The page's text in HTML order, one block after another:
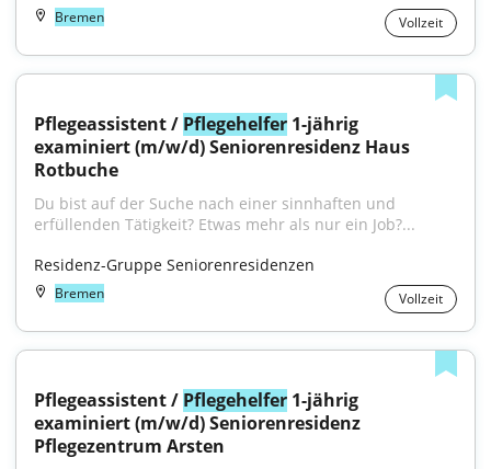
Bremen Vollzeit
Pflegeassistent / Pflegehelfer 1-jährig
examiniert (m/w/d) Seniorenresidenz Haus
Rotbuche
Du bist auf der Suche nach einer sinnhaften und
erfüllenden Tätigkeit? Etwas mehr als nur ein Job?...
Residenz-Gruppe Seniorenresidenzen
Bremen Vollzeit
Pflegeassistent / Pflegehelfer 1-jährig
examiniert (m/w/d) Seniorenresidenz
Pflegezentrum Arsten